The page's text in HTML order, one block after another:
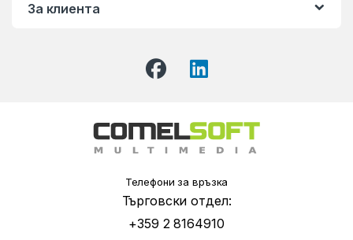
За клиента
Телефони за връзка
Търговски отдел:
+359 2 8164910